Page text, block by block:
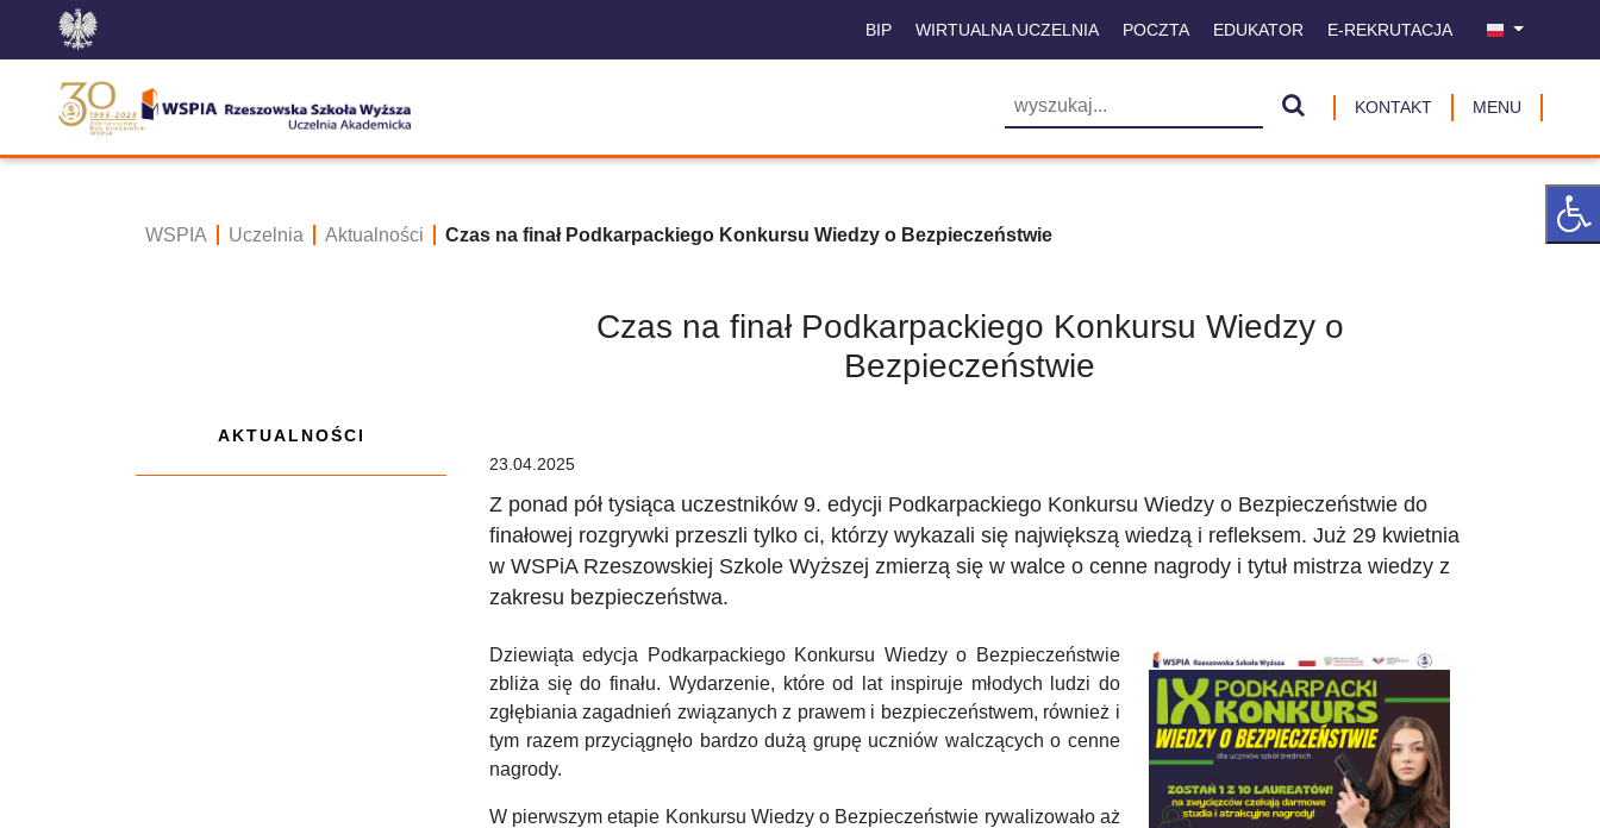
BIP WIRTUALNA UCZELNIA POCZTA EDUKATOR E-REKRUTACJA
KONTAKT MENU
WSPIA Uczelnia Aktualności Czas na finał Podkarpackiego Konkursu Wiedzy o Bezpieczeństwie
AKTUALNOŚCI
Czas na finał Podkarpackiego Konkursu Wiedzy o
Bezpieczeństwie
23.04.2025
Z ponad pół tysiąca uczestników 9. edycji Podkarpackiego Konkursu Wiedzy o Bezpieczeństwie do
finałowej rozgrywki przeszli tylko ci, którzy wykazali się największą wiedzą i refleksem. Już 29 kwietnia
w WSPiA Rzeszowskiej Szkole Wyższej zmierzą się w walce o cenne nagrody i tytuł mistrza wiedzy z
zakresu bezpieczeństwa.
Dziewiąta edycja Podkarpackiego Konkursu Wiedzy o Bezpieczeństwie
zbliża się do finału. Wydarzenie, które od lat inspiruje młodych ludzi do
zgłębiania zagadnień związanych z prawem i bezpieczeństwem, również i
tym razem przyciągnęło bardzo dużą grupę uczniów walczących o cenne
nagrody.
W pierwszym etapie Konkursu Wiedzy o Bezpieczeństwie rywalizowało aż